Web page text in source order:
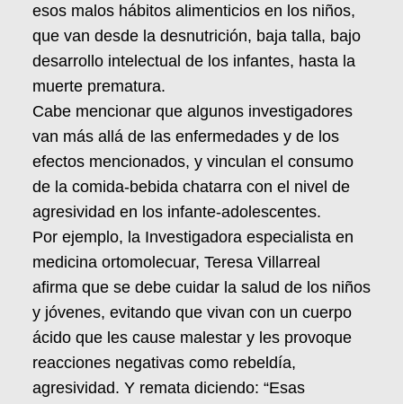
esos malos hábitos alimenticios en los niños,
que van desde la desnutrición, baja talla, bajo
desarrollo intelectual de los infantes, hasta la
muerte prematura.
Cabe mencionar que algunos investigadores
van más allá de las enfermedades y de los
efectos mencionados, y vinculan el consumo
de la comida-bebida chatarra con el nivel de
agresividad en los infante-adolescentes.
Por ejemplo, la Investigadora especialista en
medicina ortomolecuar, Teresa Villarreal
afirma que se debe cuidar la salud de los niños
y jóvenes, evitando que vivan con un cuerpo
ácido que les cause malestar y les provoque
reacciones negativas como rebeldía,
agresividad. Y remata diciendo: “Esas